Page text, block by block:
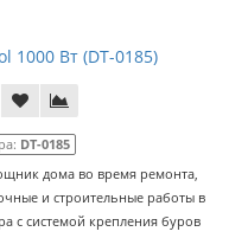
1000 Вт (DT-0185)
DT-0185
дома во время ремонта,
и строительные работы в
с системой крепления буров